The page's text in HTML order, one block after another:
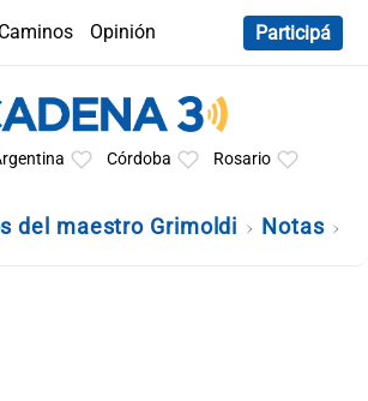
Caminos
Opinión
Participá
Córdoba Rosario
del maestro Grimoldi Notas